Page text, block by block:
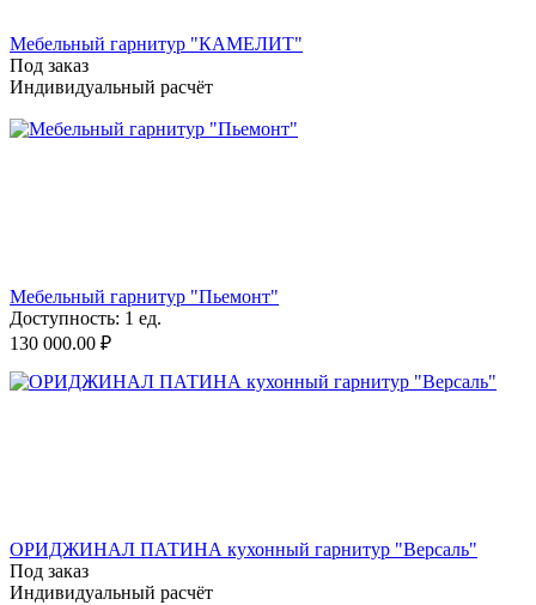
Мебельный гарнитур "КАМЕЛИТ"
Под заказ
Индивидуальный расчёт
Мебельный гарнитур "Пьемонт"
Доступность: 1 ед.
130 000.00 ₽
ОРИДЖИНАЛ ПАТИНА кухонный гарнитур "Версаль"
Под заказ
Индивидуальный расчёт